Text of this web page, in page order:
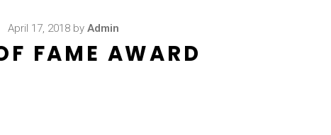
April 17, 2018 by Admin
FAME AWARD